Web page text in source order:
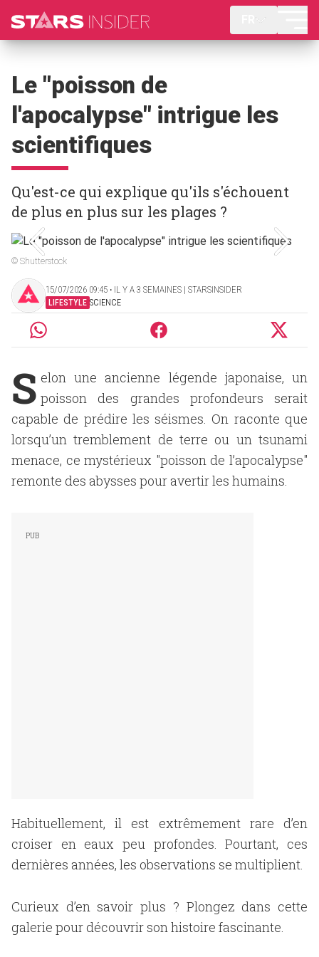
Le "poisson de
l'apocalypse" intrigue les
scientifiques
Qu'est-ce qui explique qu'ils s'échouent
de plus en plus sur les plages ?
© Shutterstock
15/07/2026 09:45 ‧ IL Y A 3 SEMAINES | STARSINSIDER
LIFESTYLE SCIENCE
S elon une ancienne légende japonaise, un
poisson des grandes profondeurs serait
capable de prédire les séismes. On raconte que
lorsqu’un tremblement de terre ou un tsunami
menace, ce mystérieux "poisson de l’apocalypse"
remonte des abysses pour avertir les humains.
Habituellement, il est extrêmement rare d’en
croiser en eaux peu profondes. Pourtant, ces
dernières années, les observations se multiplient.
Curieux d’en savoir plus ? Plongez dans cette
galerie pour découvrir son histoire fascinante.